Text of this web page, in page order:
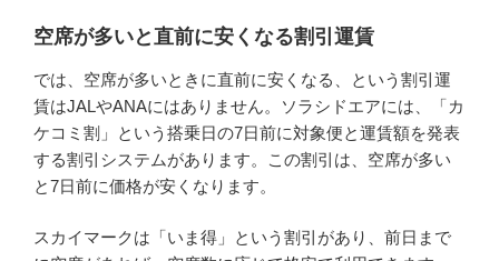
空席が多いと直前に安くなる割引運賃
では、空席が多いときに直前に安くなる、という割引運
賃はJALやANAにはありません。ソラシドエアには、「カ
ケコミ割」という搭乗日の7日前に対象便と運賃額を発表
する割引システムがあります。この割引は、空席が多い
と7日前に価格が安くなります。
スカイマークは「いま得」という割引があり、前日まで